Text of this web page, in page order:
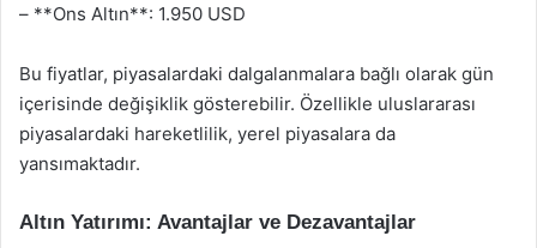
– **Ons Altın**: 1.950 USD
Bu fiyatlar, piyasalardaki dalgalanmalara bağlı olarak gün
içerisinde değişiklik gösterebilir. Özellikle uluslararası
piyasalardaki hareketlilik, yerel piyasalara da
yansımaktadır.
Altın Yatırımı: Avantajlar ve Dezavantajlar